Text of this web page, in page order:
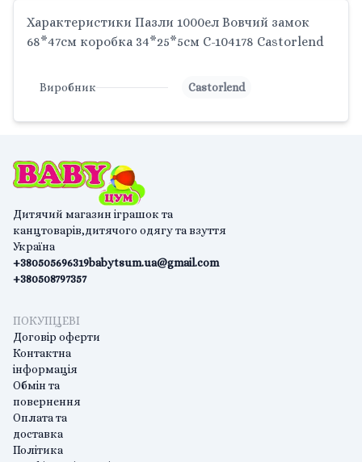
Характеристики Пазли 1000ел Вовчий замок
68*47см коробка 34*25*5см C-104178 Castorlend
Виробник Castorlend
Дитячий магазин іграшок та
канцтоварів,дитячого одягу та взуття
Україна
+380505696319
+380508797357
babytsum.ua@gmail.com
ПОКУПЦЕВІ
Договір оферти
Контактна
інформація
Обмін та
повернення
Оплата та
доставка
Політика